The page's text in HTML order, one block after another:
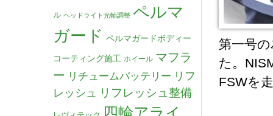
第一号
た。
FSWを
ル ヘッドライト光軸調整 ペルマ
ガード ペルマガードボディー
コーティング施工 ホイール マフラ
ー リチュームバッテリー リフ
レッシュ
リフレッシュ整備
四輪アライ